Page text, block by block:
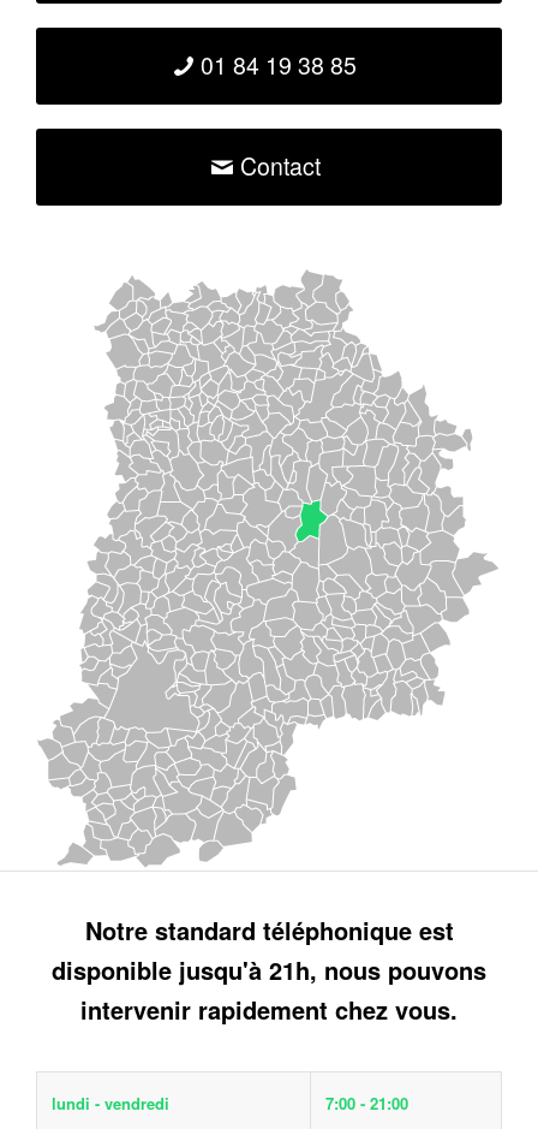
01 84 19 38 85
Contact
Notre standard téléphonique est
disponible jusqu'à 21h, nous pouvons
intervenir rapidement chez vous.
lundi - vendredi 7:00 - 21:00